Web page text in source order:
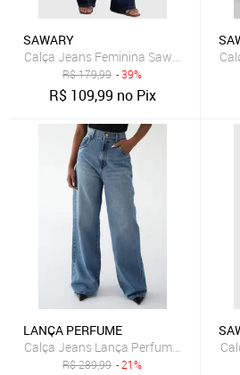
SAWARY
Calça Jeans Feminina Sawary Boot
R$179,99 - 39%
R$ 109,99 no Pix
LANÇA PERFUME
Calça Jeans Lança Perfume Wide Leg
R$289,99 - 21%